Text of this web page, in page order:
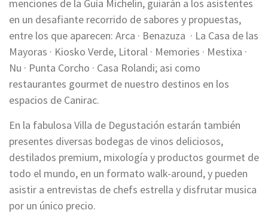
menciones de la Guía Michelin, guiarán a los asistentes
en un desafiante recorrido de sabores y propuestas,
entre los que aparecen: Arca · Benazuza · La Casa de las
Mayoras · Kiosko Verde, Litoral · Memories · Mestixa ·
Nu · Punta Corcho · Casa Rolandi; asi como
restaurantes gourmet de nuestro destinos en los
espacios de Canirac.
En la fabulosa Villa de Degustación estarán también
presentes diversas bodegas de vinos deliciosos,
destilados premium, mixología y productos gourmet de
todo el mundo, en un formato walk-around, y pueden
asistir a entrevistas de chefs estrella y disfrutar musica
por un único precio.